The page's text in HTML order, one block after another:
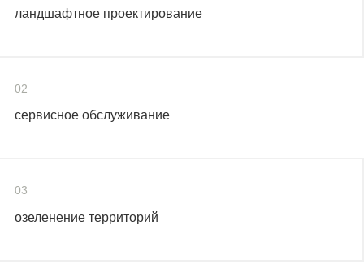
ландшафтное проектирование
02
сервисное обслуживание
03
озеленение территорий